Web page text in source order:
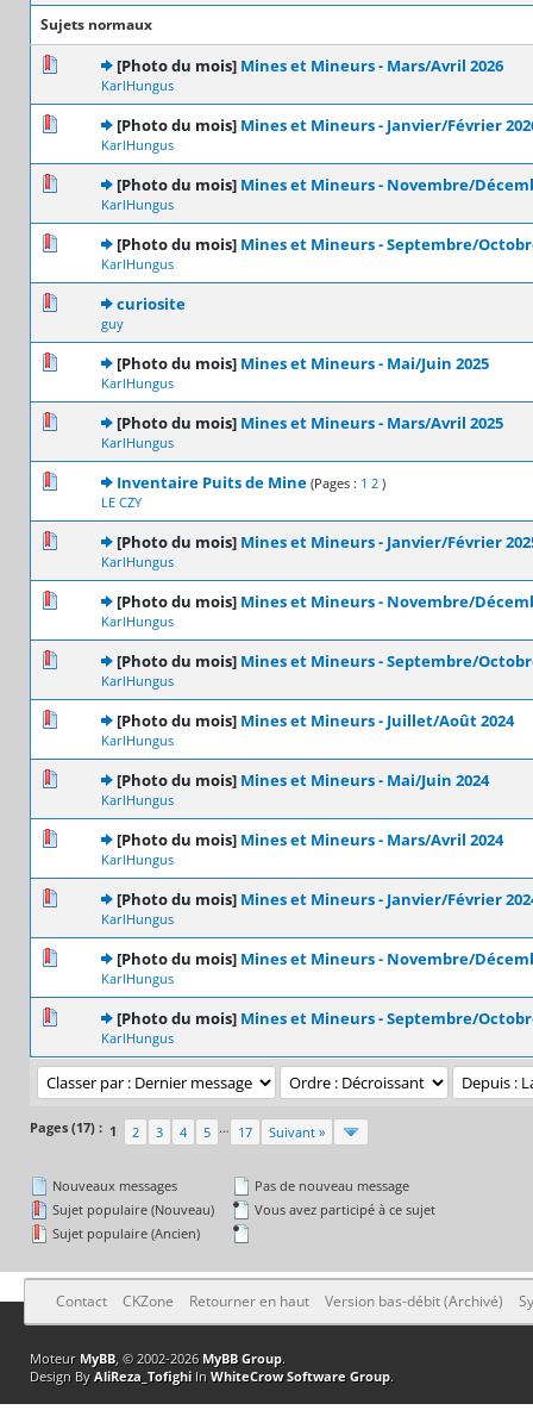
Sujets normaux
[Photo du mois] Mines et Mineurs - Mars/Avril 2026
KarlHungus
0 Votes - 0 sur 5 en moyenne
12345
[Photo du mois] Mines et Mineurs - Janvier/Février
KarlHungus
0 Votes - 0 sur 5 en moyenne
12345
[Photo du mois] Mines et Mineurs - Novembre/
KarlHungus
0 Votes - 0 sur 5 en moyenne
12345
[Photo du mois] Mines et Mineurs - Septembre/
KarlHungus
0 Votes - 0 sur 5 en moyenne
12345
curiosite
guy
0 Votes - 0 sur 5 en moyenne
[Photo du mois] Mines et Mineurs - Mai/Juin 2025
KarlHungus
0 Votes - 0 sur 5 en moyenne
12345
[Photo du mois] Mines et Mineurs - Mars/Avril 2025
KarlHungus
0 Votes - 0 sur 5 en moyenne
12345
Inventaire Puits de Mine (Pages : 1 2 )
LE CZY
0 Votes - 0 sur 5 en moyenne
12345
[Photo du mois] Mines et Mineurs - Janvier/Février
KarlHungus
0 Votes - 0 sur 5 en moyenne
12345
[Photo du mois] Mines et Mineurs - Novembre/
KarlHungus
0 Votes - 0 sur 5 en moyenne
12345
[Photo du mois] Mines et Mineurs - Septembre/
KarlHungus
0 Votes - 0 sur 5 en moyenne
12345
[Photo du mois] Mines et Mineurs - Juillet/Août 2024
KarlHungus
0 Votes - 0 sur 5 en moyenne
12345
[Photo du mois] Mines et Mineurs - Mai/Juin 2024
KarlHungus
0 Votes - 0 sur 5 en moyenne
12345
[Photo du mois] Mines et Mineurs - Mars/Avril 2024
KarlHungus
0 Votes - 0 sur 5 en moyenne
12345
[Photo du mois] Mines et Mineurs - Janvier/Février
KarlHungus
0 Votes - 0 sur 5 en moyenne
12345
[Photo du mois] Mines et Mineurs - Novembre/
KarlHungus
0 Votes - 0 sur 5 en moyenne
12345
[Photo du mois] Mines et Mineurs - Septembre/
KarlHungus
0 Votes - 0 sur 5 en moyenne
12345
Pages (17) : 1 2 3 4 5 … 17 Suivant »
Nouveaux messages
Sujet populaire (Nouveau)
Sujet populaire (Ancien)
Pas de nouveau message
Vous avez participé à ce sujet
Contact CKZone Retourner en haut Version bas-débit (Archivé)
Moteur MyBB, © 2002-2026 MyBB Group.
Design By AliReza_TofighiIn WhiteCrow Software Group.